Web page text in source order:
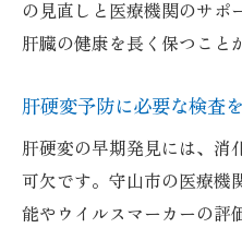
の見直しと医療機関のサポ
肝臓の健康を長く保つこと
肝硬変予防に必要な検査
肝硬変の早期発見には、消
可欠です。守山市の医療機
能やウイルスマーカーの評